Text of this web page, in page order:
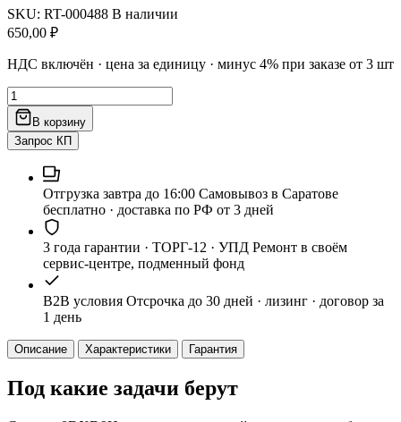
SKU: RT-000488 В наличии
650,00 ₽
НДС включён · цена за единицу · минус 4% при заказе от 3 шт
Количество
товара
Салазки
Used
R640/R650
0DXD9H
В корзину
Запрос КП
Отгрузка завтра до 16:00 Самовывоз в Саратове
бесплатно · доставка по РФ от 3 дней
3 года гарантии · ТОРГ-12 · УПД Ремонт в своём
сервис-центре, подменный фонд
B2B условия Отсрочка до 30 дней · лизинг · договор за
1 день
Описание Характеристики Гарантия
Под какие задачи берут